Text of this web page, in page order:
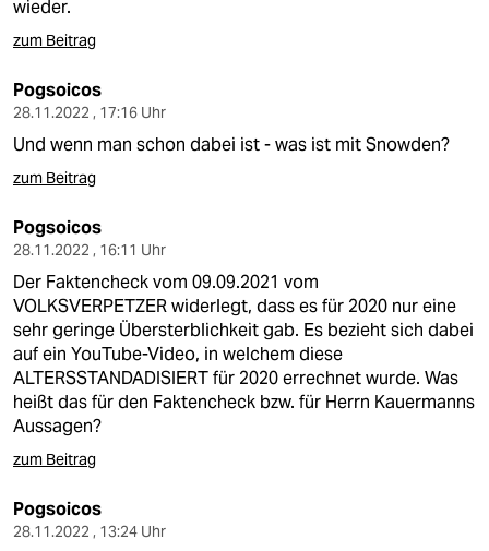
wieder.
zum Beitrag
Pogsoicos
28.11.2022 , 17:16 Uhr
Und wenn man schon dabei ist - was ist mit Snowden?
zum Beitrag
Pogsoicos
28.11.2022 , 16:11 Uhr
Der Faktencheck vom 09.09.2021 vom
VOLKSVERPETZER widerlegt, dass es für 2020 nur eine
sehr geringe Übersterblichkeit gab. Es bezieht sich dabei
auf ein YouTube-Video, in welchem diese
ALTERSSTANDADISIERT für 2020 errechnet wurde. Was
heißt das für den Faktencheck bzw. für Herrn Kauermanns
Aussagen?
zum Beitrag
Pogsoicos
28.11.2022 , 13:24 Uhr